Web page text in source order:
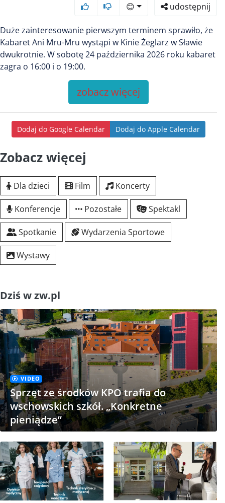
😊 udostępnij
Duże zainteresowanie pierwszym terminem sprawiło, że
Kabaret Ani Mru-Mru wystąpi w Kinie Żeglarz w Sławie
dwukrotnie. W sobotę 24 października 2026 roku kabaret
zagra o 16:00 i o 19:00.
zobacz więcej
Dodaj do Google Calendar Dodaj do Apple Calendar
Zobacz więcej
Dla dzieci Film Koncerty
Konferencje Pozostałe Spektakl
Spotkanie Wydarzenia Sportowe
Wystawy
Dziś w zw.pl
VIDEO
Sprzęt ze środków KPO trafia do
wschowskich szkół. „Konkretne
pieniądze”